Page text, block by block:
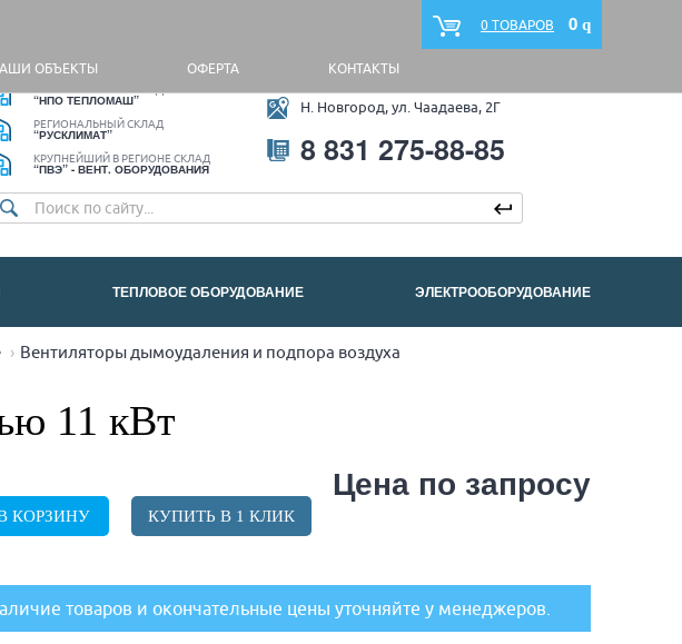
ОБЪЕКТЫ ОФЕРТА КОНТАКТЫ
0 ТОВАРОВ 0 q
“НПО ТЕПЛОМАШ”
РЕГИОНАЛЬНЫЙ СКЛАД
“РУСКЛИМАТ”
КРУПНЕЙШИЙ В РЕГИОНЕ СКЛАД
“ПВЭ” - ВЕНТ. ОБОРУДОВАНИЯ
Н. Новгород, ул. Чаадаева, 2Г
8 831 275-88-85
ТЕПЛОВОЕ ОБОРУДОВАНИЕ ЭЛЕКТРООБОРУДОВАНИЕ
Вентиляторы дымоудаления и подпора воздуха
11 кВт
Цена по запросу
КОРЗИНУ КУПИТЬ В 1 КЛИК
товаров и окончательные цены уточняйте у менеджеров.